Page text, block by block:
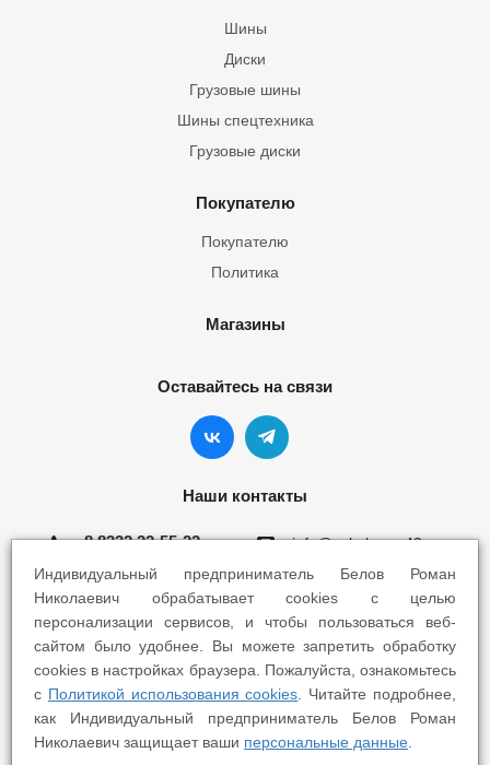
Шины
Грузовые шины
Шины спецтехника
Диски
Грузовые диски
Покупателю
Покупателю
Политика
Магазины
Оставайтесь на связи
Наши контакты
8 8332 22-55-22 info@yokohama43.ru
Киров, ул. Ломоносова 5Б
Киров, ул. Профсоюзная 7А
2025 © Yokohama Киров - Шины Диски Сервис
Индивидуальный предприниматель Белов Роман
Николаевич обрабатывает cookies с целью
персонализации сервисов, и чтобы пользоваться веб-
сайтом было удобнее. Вы можете запретить обработку
cookies в настройках браузера. Пожалуйста, ознакомьтесь
с Политикой использования cookies . Читайте подробнее,
как Индивидуальный предприниматель Белов Роман
Николаевич защищает ваши персональные данные